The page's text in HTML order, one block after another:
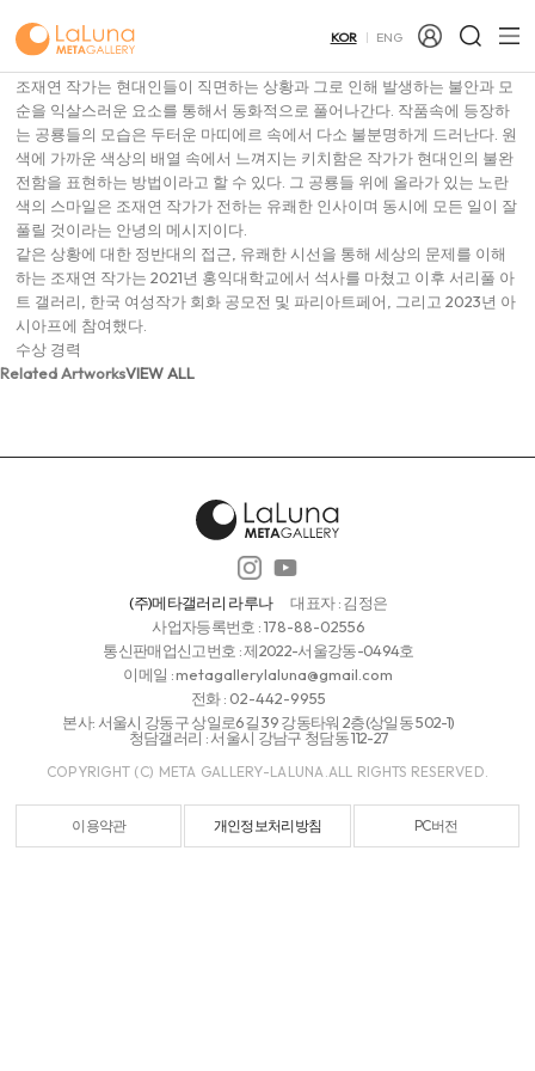
KOR ENG
큐레이터 노트
조재연 작가는 현대인들이 직면하는 상황과 그로 인해 발생하는 불안과 모
순을 익살스러운 요소를 통해서 동화적으로 풀어나간다. 작품속에 등장하
는 공룡들의 모습은 두터운 마띠에르 속에서 다소 불분명하게 드러난다. 원
색에 가까운 색상의 배열 속에서 느껴지는 키치함은 작가가 현대인의 불완
전함을 표현하는 방법이라고 할 수 있다. 그 공룡들 위에 올라가 있는 노란
색의 스마일은 조재연 작가가 전하는 유쾌한 인사이며 동시에 모든 일이 잘
풀릴 것이라는 안녕의 메시지이다.
같은 상황에 대한 정반대의 접근, 유쾌한 시선을 통해 세상의 문제를 이해
하는 조재연 작가는 2021년 홍익대학교에서 석사를 마쳤고 이후 서리풀 아
트 갤러리, 한국 여성작가 회화 공모전 및 파리아트페어, 그리고 2023년 아
시아프에 참여했다.
수상 경력
Related ArtworksVIEW ALL
(주)메타갤러리 라루나
대표자 : 김정은
사업자등록번호 :178-88-02556
통신판매업신고번호 : 제2022-서울강동-0494호
이메일 :metagallerylaluna@gmail.com
전화 : 02-442-9955
본사: 서울시 강동구 상일로6길 39 강동타워 2층(상일동 502-1)
청담갤러리 : 서울시 강남구 청담동 112-27
COPYRIGHT (C) META GALLERY-LALUNA.ALL RIGHTS RESERVED.
이용약관 개인정보처리방침 PC버전